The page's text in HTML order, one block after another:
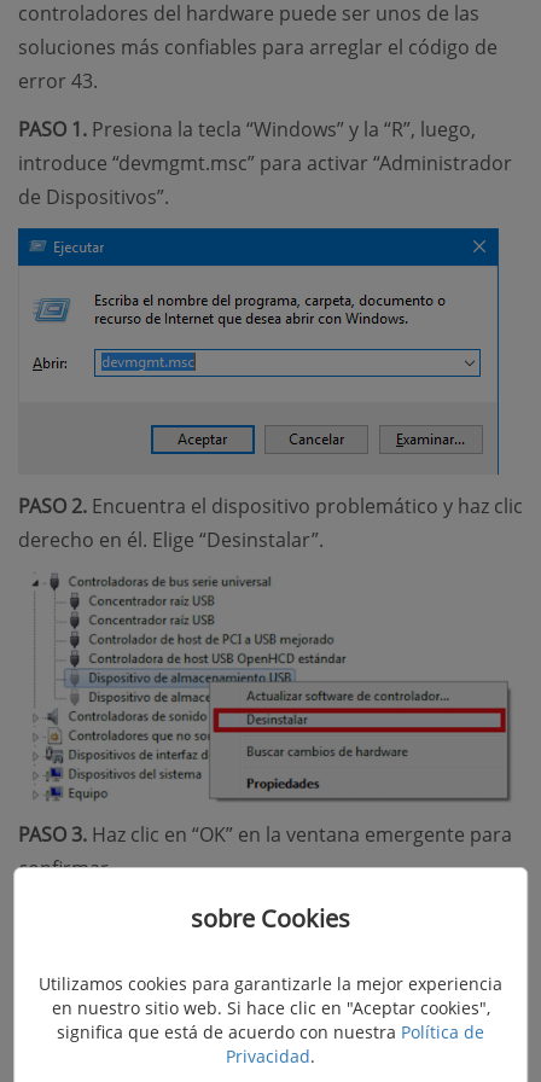
controladores del hardware puede ser unos de las
soluciones más confiables para arreglar el código de
error 43.
PASO 1. Presiona la tecla “Windows” y la “R”, luego,
introduce “devmgmt.msc” para activar “Administrador
de Dispositivos”.
PASO 2. Encuentra el dispositivo problemático y haz clic
derecho en él. Elige “Desinstalar”.
PASO 3. Haz clic en “OK” en la ventana emergente para
confirmar.
Luego, haz clic en el ícono “Escanear para
Administrador de Dispositivos escaneará tu sistema y
reinstalará el dispositivo problema para que el código
de error 43 se arreglará.
sobre Cookies
Utilizamos cookies para garantizarle la mejor experiencia
en nuestro sitio web. Si hace clic en "Aceptar cookies",
significa que está de acuerdo con nuestra Política de
Privacidad.